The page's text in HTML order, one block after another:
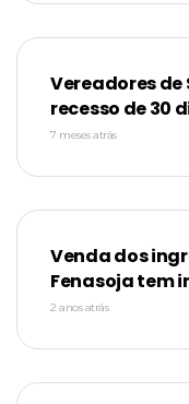
Vereadores
recesso de 30
7 meses atrás
Venda dos
Fenasoja tem
2 anos atrás